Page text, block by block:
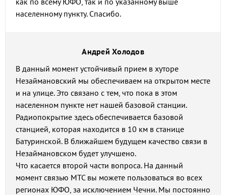
населенному пункту. Спасибо.
Андрей Холодов
В данный момент устойчивый прием в хуторе
Незаймановский мы обеспечиваем на открытом месте
и на улице. Это связано с тем, что пока в этом
населенном пункте нет нашей базовой станции.
Радиопокрытие здесь обеспечивается базовой
станцией, которая находится в 10 км в станице
Батуринской. В ближайшем будущем качество связи в
Незаймановском будет улучшено.
Что касается второй части вопроса. На данный
момент связью МТС вы можете пользоваться во всех
регионах ЮФО, за исключением Чечни. Мы постоянно